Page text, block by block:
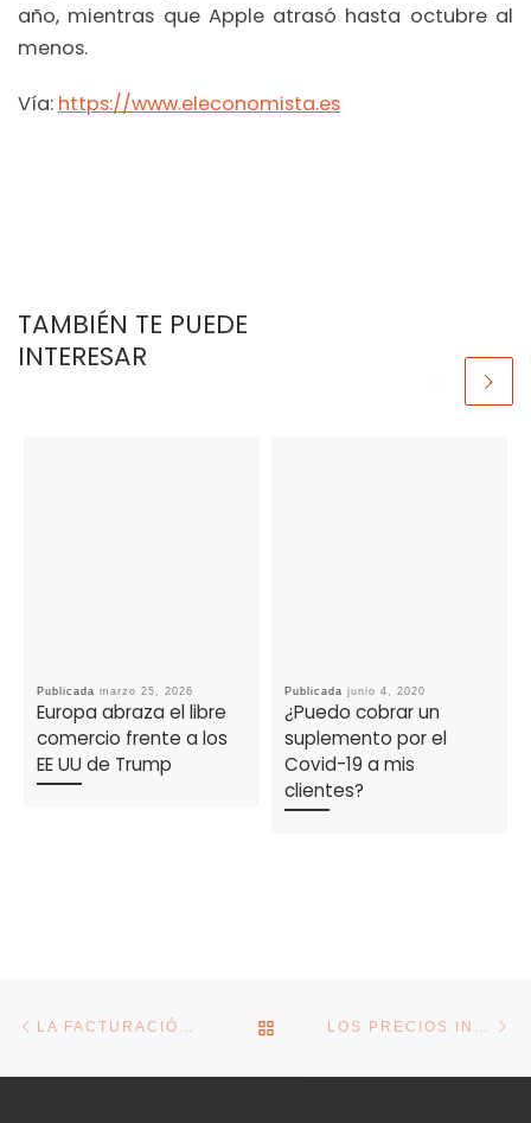
año, mientras que Apple atrasó hasta octubre al
menos.
Vía: https://www.eleconomista.es
TAMBIÉN TE PUEDE
INTERESAR
Publicada marzo 25, 2026
Europa abraza el libre
comercio frente a los
EE UU de Trump
Publicada junio 4, 2020
¿Puedo cobrar un
suplemento por el
Covid-19 a mis
clientes?
VOLVER A LA LISTA DE